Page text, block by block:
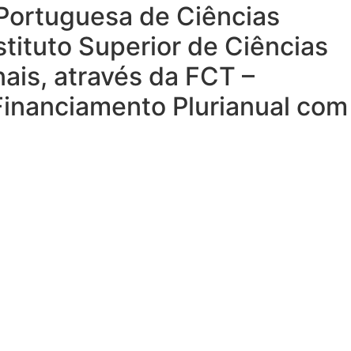
de Ciências
Superior de Ciências
através da FCT –
Plurianual com